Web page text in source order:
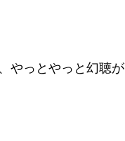
やっとやっと幻聴が